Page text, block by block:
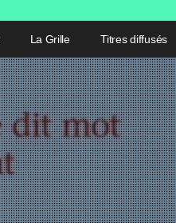
La Grille Titres diffusés